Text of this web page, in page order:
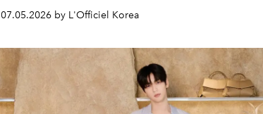
07.05.2026 by L'Officiel Korea